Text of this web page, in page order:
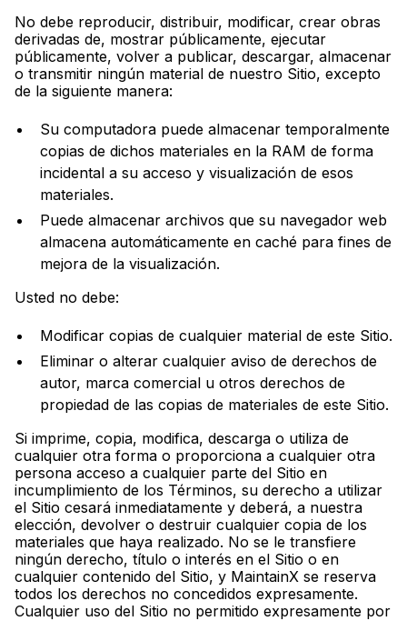
No debe reproducir, distribuir, modificar, crear obras
derivadas de, mostrar públicamente, ejecutar
públicamente, volver a publicar, descargar, almacenar
o transmitir ningún material de nuestro Sitio, excepto
de la siguiente manera:
Su computadora puede almacenar temporalmente
copias de dichos materiales en la RAM de forma
incidental a su acceso y visualización de esos
materiales.
Puede almacenar archivos que su navegador web
almacena automáticamente en caché para fines de
mejora de la visualización.
Usted no debe:
Modificar copias de cualquier material de este Sitio.
Eliminar o alterar cualquier aviso de derechos de
autor, marca comercial u otros derechos de
propiedad de las copias de materiales de este Sitio.
Si imprime, copia, modifica, descarga o utiliza de
cualquier otra forma o proporciona a cualquier otra
persona acceso a cualquier parte del Sitio en
incumplimiento de los Términos, su derecho a utilizar
el Sitio cesará inmediatamente y deberá, a nuestra
elección, devolver o destruir cualquier copia de los
materiales que haya realizado. No se le transfiere
ningún derecho, título o interés en el Sitio o en
cualquier contenido del Sitio, y MaintainX se reserva
todos los derechos no concedidos expresamente.
Cualquier uso del Sitio no permitido expresamente por